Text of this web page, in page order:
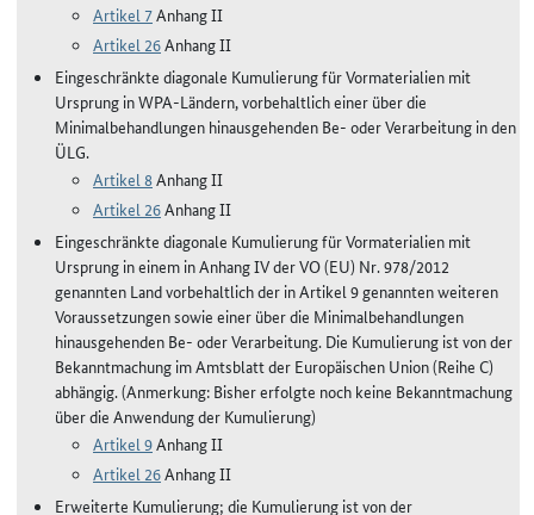
Artikel 7Anhang II
Artikel 26Anhang II
Eingeschränkte diagonale Kumulierung für Vormaterialien mit
Ursprung in WPA-Ländern, vorbehaltlich einer über die
Minimalbehandlungen hinausgehenden Be- oder Verarbeitung in den
ÜLG.
Artikel 8Anhang II
Artikel 26Anhang II
Eingeschränkte diagonale Kumulierung für Vormaterialien mit
Ursprung in einem in Anhang IV der VO (EU) Nr. 978/2012
genannten Land vorbehaltlich der in Artikel 9 genannten weiteren
Voraussetzungen sowie einer über die Minimalbehandlungen
hinausgehenden Be- oder Verarbeitung. Die Kumulierung ist von der
Bekanntmachung im Amtsblatt der Europäischen Union (Reihe C)
abhängig. (Anmerkung: Bisher erfolgte noch keine Bekanntmachung
über die Anwendung der Kumulierung)
Artikel 9Anhang II
Artikel 26Anhang II
Erweiterte Kumulierung; die Kumulierung ist von der